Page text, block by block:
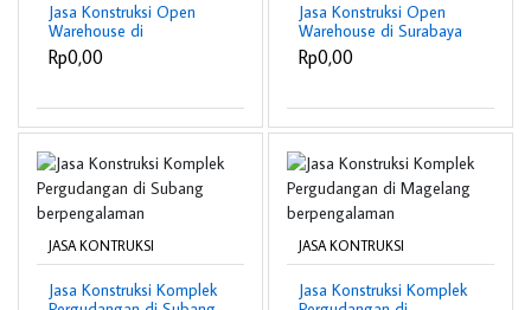
Jasa Konstruksi Open
Warehouse di
Palembang
berpengalaman
Rp0,00
Jasa Konstruksi Open
Warehouse di Surabaya
berpengalaman
Rp0,00
JASA KONTRUKSI
Jasa Konstruksi Komplek
JASA KONTRUKSI
Jasa Konstruksi Komplek